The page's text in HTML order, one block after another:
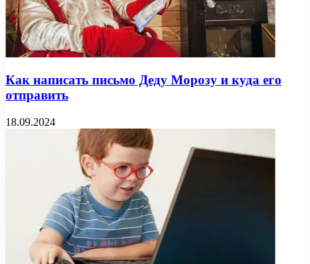
Как написать письмо Деду Морозу и куда его
отправить
18.09.2024